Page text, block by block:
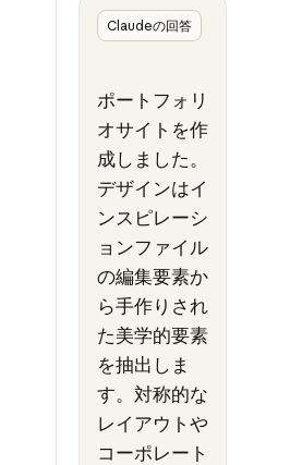
Claudeの回答
ポートフォリ
オサイトを作
成しました。
デザインはイ
ンスピレーシ
ョンファイル
の編集要素か
ら手作りされ
た美学的要素
を抽出しま
す。対称的な
レイアウトや
コーポレート